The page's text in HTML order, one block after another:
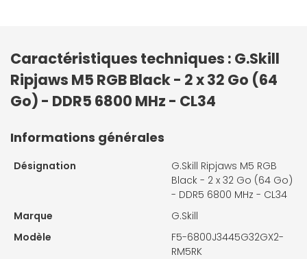
Caractéristiques techniques : G.Skill
Ripjaws M5 RGB Black - 2 x 32 Go (64
Go) - DDR5 6800 MHz - CL34
Informations générales
Désignation
G.Skill Ripjaws M5 RGB
Black - 2 x 32 Go (64 Go)
- DDR5 6800 MHz - CL34
Marque
G.Skill
Modèle
F5-6800J3445G32GX2-
RM5RK